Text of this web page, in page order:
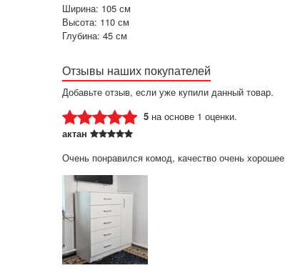
Ширина: 105 см
Высота: 110 см
Глубина: 45 см
Отзывы наших покупателей
Добавьте отзыв, если уже купили данный товар.
5 на основе 1 оценки.
актан
Очень понравился комод, качество очень хорошее